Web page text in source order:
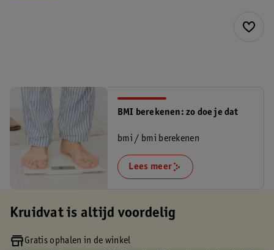
BMI berekenen: zo doe je dat
bmi / bmi berekenen
Lees meer
Kruidvat is altijd voordelig
Gratis ophalen in de winkel